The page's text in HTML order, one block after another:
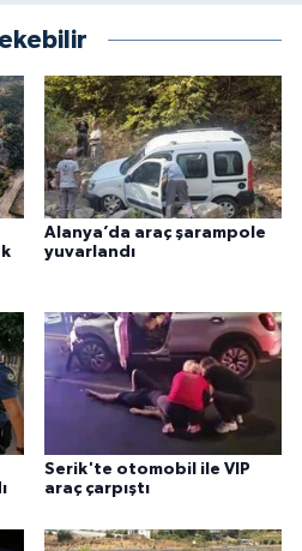
Alanya’da araç şarampole
yuvarlandı
Serik'te otomobil ile VIP
araç çarpıştı